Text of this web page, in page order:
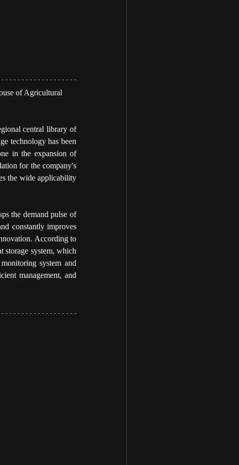
of Agricultural
central library of
technology has been
in the expansion of
for the company's
the wide applicability
the demand pulse of
constantly improves
According to
storage system, which
system and
management, and